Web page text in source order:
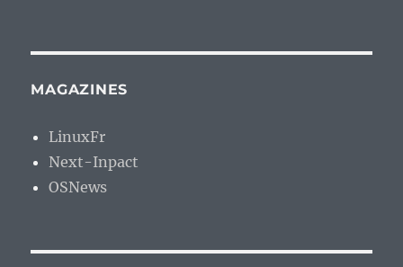
MAGAZINES
LinuxFr
Next-Inpact
OSNews